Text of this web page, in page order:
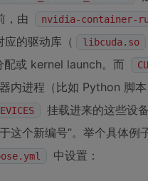
，由
nvidia-container-
应的驱动库（ libcuda.so
配或 kernel launch。而
内进程（比如 Python 脚
挂载进来的这些设
这个新编号”。举个具体
中设置：